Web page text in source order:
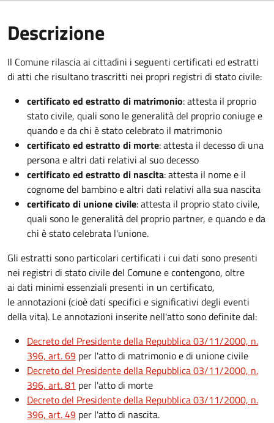
Descrizione
Il Comune rilascia ai cittadini i seguenti certificati ed estratti
di atti che risultano trascritti nei propri registri di stato civile:
certificato ed estratto di matrimonio: attesta il proprio
stato civile, quali sono le generalità del proprio coniuge e
quando e da chi è stato celebrato il matrimonio
certificato ed estratto di morte: attesta il decesso di una
persona e altri dati relativi al suo decesso
certificato ed estratto di nascita: attesta il nome e il
cognome del bambino e altri dati relativi alla sua nascita
certificato di unione civile: attesta il proprio stato civile,
quali sono le generalità del proprio partner, e quando e da
chi è stato celebrata l'unione.
Gli estratti sono particolari certificati i cui dati sono presenti
nei registri di stato civile del Comune e contengono, oltre
ai dati minimi essenziali presenti in un certificato,
le annotazioni (cioè dati specifici e significativi degli eventi
della vita). Le annotazioni inserite nell'atto sono definite dal:
Decreto del Presidente della Repubblica 03/11/2000, n.
396, art. 69 per l'atto di matrimonio e di unione civile
Decreto del Presidente della Repubblica 03/11/2000, n.
396, art. 81 per l'atto di morte
Decreto del Presidente della Repubblica 03/11/2000, n.
396, art. 49 per l'atto di nascita.